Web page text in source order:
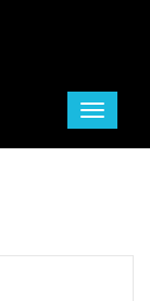
Toggle